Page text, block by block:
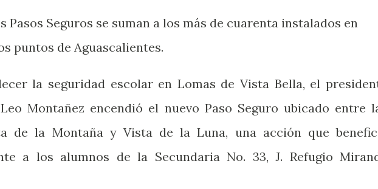
Pasos Seguros se suman a los más de cuarenta instalados en
puntos de Aguascalientes.
la seguridad escolar en Lomas de Vista Bella, el
Montañez encendió el nuevo Paso Seguro ubicado entre
de la Montaña y Vista de la Luna, una acción que
a los alumnos de la Secundaria No. 33, J. Refugio